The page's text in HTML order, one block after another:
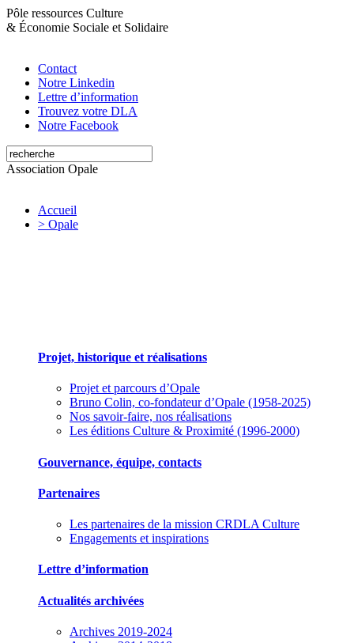
Pôle ressources Culture
& Économie Sociale et Solidaire
Contact
Notre Linkedin
Lettre d’information
Trouvez votre DLA
Notre Facebook
Association Opale
Accueil
> Opale
Projet, historique et réalisations
Projet et parcours d’Opale
Bruno Colin, co-fondateur d’Opale (1958-2025)
Nos savoir-faire, nos réalisations
Les éditions Culture & Proximité (1996-2000)
Gouvernance, équipe, contacts
Partenaires
Les partenaires de la mission CRDLA Culture
Engagements et inspirations
Lettre d’information
Actualités archivées
Archives 2019-2024